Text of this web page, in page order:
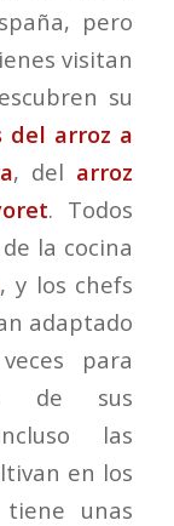
pero
visitan
su
del arroz a
, del arroz
. Todos
la cocina
, y los chefs
adaptado
para
de sus
las
en los
tiene unas